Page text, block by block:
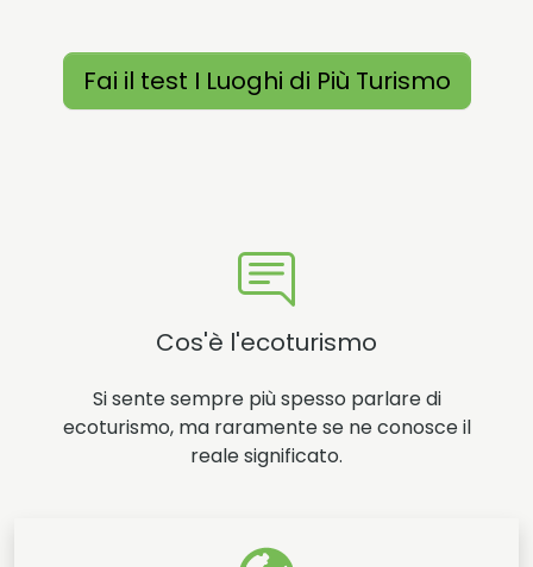
Fai il test I Luoghi di Più Turismo
Cos'è l'ecoturismo
Si sente sempre più spesso parlare di
ecoturismo, ma raramente se ne conosce il
reale significato.